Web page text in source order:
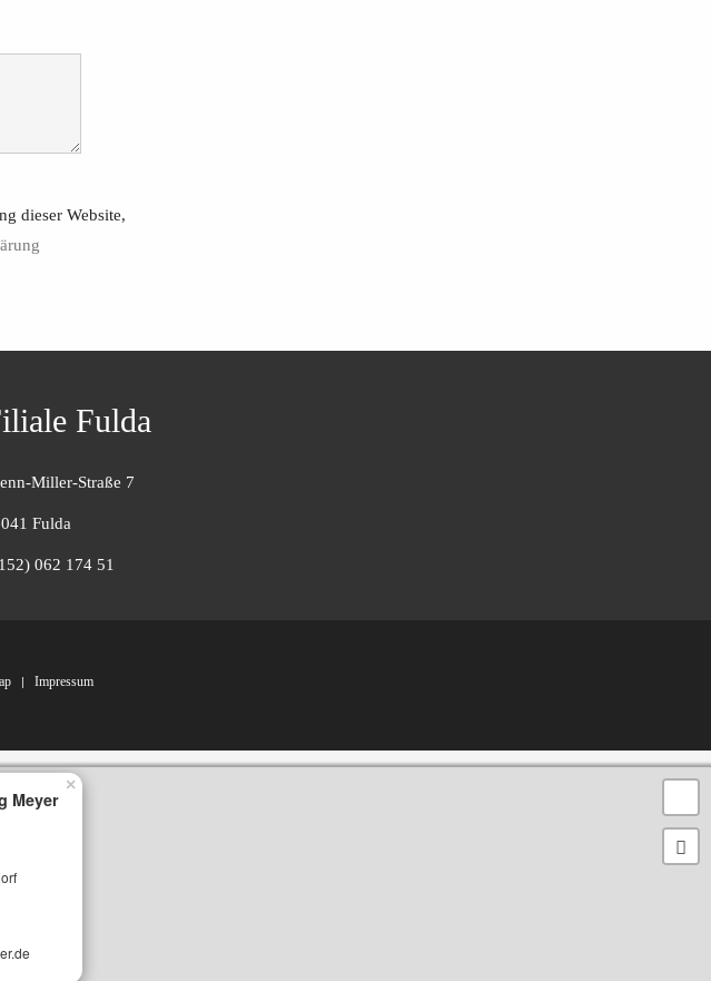
dieser Website,
Fulda
Miller-Straße 7
Fulda
062 174 51
Impressum
Meyer
×